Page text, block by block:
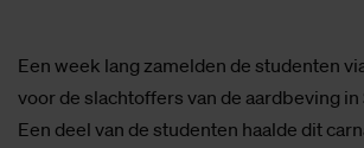
Een week lang zamelden de studenten
voor de slachtoffers van de aardbeving in
Een deel van de studenten haalde dit